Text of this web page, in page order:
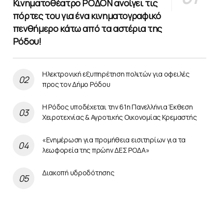
Κινηματοθέατρο ΡΟΔΟΝ ανοίγει τις
πόρτες του για ένα κινηματογραφικό
πενθήμερο κάτω από τα αστέρια της
Ρόδου!
Ηλεκτρονική εξυπηρέτηση πολιτών για οφειλές
προς τον Δήμο Ρόδου
Η Ρόδος υποδέχεται την 61η Πανελλήνια Έκθεση
Χειροτεχνίας & Αγροτικής Οικονομίας Κρεμαστής
«Ενημέρωση για προμήθεια εισιτηρίων για τα
λεωφορεία της πρώην ΔΕΣ ΡΟΔΑ»
Διακοπή υδροδότησης